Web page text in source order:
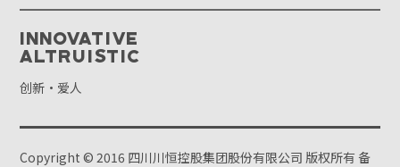
Innovative
Altruistic
创新·爱人
Copyright © 2016 四川川恒控股集团股份有限公司 版权所有备